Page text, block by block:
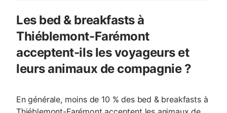
Les bed & breakfasts à
Thiéblemont-Farémont
acceptent-ils les voyageurs et
leurs animaux de compagnie ?
En générale, moins de 10 % des bed & breakfasts à